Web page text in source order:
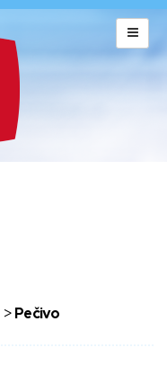
> Pečivo